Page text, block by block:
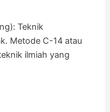
Teknik
Metode C-14 atau
ilmiah yang